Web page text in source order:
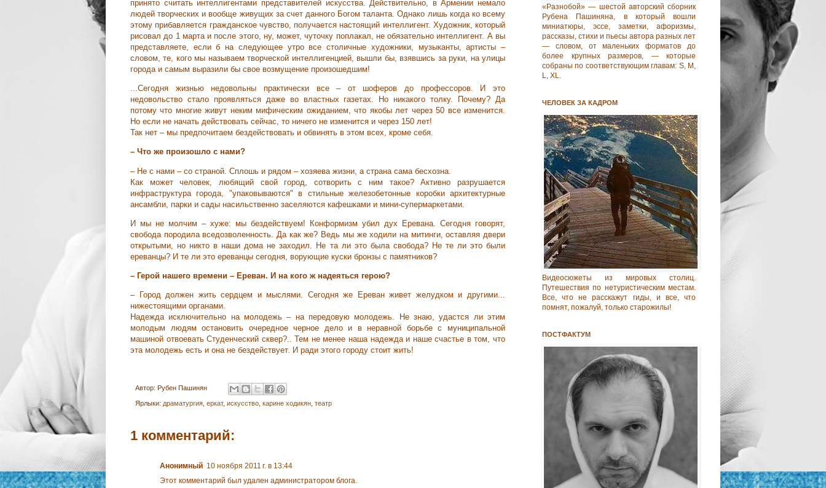
принято считать интеллигентами представителей искусства. Действительно, в Армении немало
людей творческих и вообще живущих за счет данного Богом таланта. Однако лишь когда ко всему
этому прибавляется гражданское чувство, получается настоящий интеллигент. Художник, который
рисовал до 1 марта и после этого, ну, может, чуточку поплакал, не обязательно интеллигент. А вы
представляете, если б на следующее утро все столичные художники, музыканты, артисты –
словом, те, кого мы называем творческой интеллигенцией, вышли бы, взявшись за руки, на улицы
города и самым выразили бы свое возмущение произошедшим!
...Сегодня жизнью недовольны практически все – от шоферов до профессоров. И это
недовольство стало проявляться даже во властных газетах. Но никакого толку. Почему? Да
потому что многие живут неким мифическим ожиданием, что якобы лет через 50 все изменится.
Но если не начать действовать сейчас, то ничего не изменится и через 150 лет!
Так нет – мы предпочитаем бездействовать и обвинять в этом всех, кроме себя.
– Что же произошло с нами?
– Не с нами – со страной. Сплошь и рядом – хозяева жизни, а страна сама бесхозна.
Как может человек, любящий свой город, сотворить с ним такое? Активно разрушается
инфраструктура города, "упаковываются" в стильные железобетонные коробки архитектурные
ансамбли, парки и сады насильственно заселяются кафешками и мини-супермаркетами.
И мы не молчим – хуже: мы бездействуем! Конформизм убил дух Еревана. Сегодня говорят,
свобода породила вседозволенность. Да как же? Ведь мы же ходили на митинги, оставляя двери
открытыми, но никто в наши дома не заходил. Не та ли это была свобода? Не те ли это были
ереванцы? И те ли это ереванцы сегодня, ворующие куски бронзы с памятников?
– Герой нашего времени – Ереван. И на кого ж надеяться герою?
– Город должен жить сердцем и мыслями. Сегодня же Ереван живет желудком и другими...
нижестоящими органами.
Надежда исключительно на молодежь – на передовую молодежь. Не знаю, удастся ли этим
молодым людям остановить очередное черное дело и в неравной борьбе с муниципальной
машиной отвоевать Студенческий сквер?.. Тем не менее наша надежда и наше счастье в том, что
эта молодежь есть и она не бездействует. И ради этого городу стоит жить!
Автор: Рубен Пашинян
Ярлыки: драматургия еркат, искусство карине ходикян театр
1 комментарий:
Анонимный 10 ноября 2011 г. в 13:44
Этот комментарий был удален администратором блога.
«Разнобой» — шестой авторский сборник
Рубена Пашиняна, в который вошли
миниатюры, эссе, заметки, афоризмы,
рассказы, стихи и пьесы автора разных лет
— словом, от маленьких форматов до
более крупных размеров, — которые
собраны по соответствующим главам: S, M,
L, XL.
ЧЕЛОВЕК ЗА КАДРОМ
Видеосюжеты из мировых столиц.
Путешествия по нетуристическим местам.
Все, что не расскажут гиды, и все, что
помнят, пожалуй, только старожилы!
ПОСТФАКТУМ